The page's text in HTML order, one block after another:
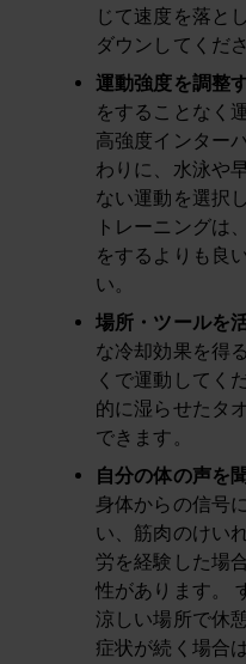
じて速度を落と
ダウンしてくださ
運動強度を調整
をすることなく
高強度インター
わりに、水泳や
ない運動を選択
トレーニングは
をするよりも良
い。
場所・ツールを
な冷却効果を得
くで運動してく
的に湿らせたタ
できます。
自分の体の声を
身体からの信号
い、筋肉のけい
労を経験した場
性があります。
涼しい場所で休
症状が続く場合